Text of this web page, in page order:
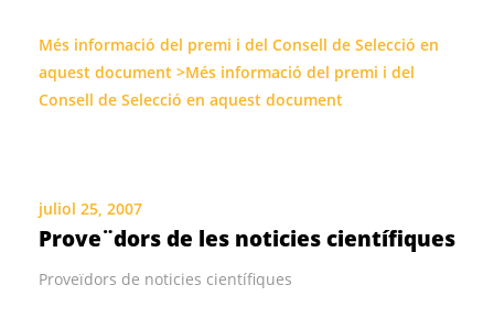
Més informació del premi i del Consell de Selecció en
aquest document >Més informació del premi i del
Consell de Selecció en aquest document
juliol 25, 2007
Prove¨dors de les noticies científiques
Proveïdors de noticies científiques